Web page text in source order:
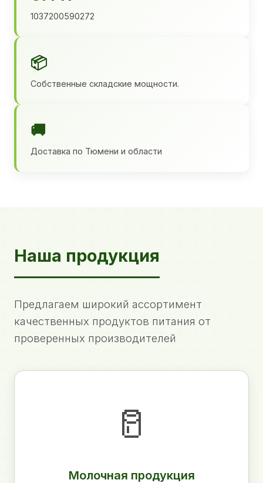
1037200590272
📦
Собственные складские мощности.
🚚
Доставка по Тюмени и области
Наша продукция
Предлагаем широкий ассортимент
качественных продуктов питания от
проверенных производителей
🥛
Молочная продукция